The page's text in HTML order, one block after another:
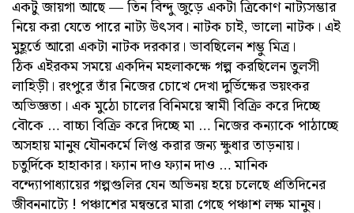
একটু জায়গা আছে — তিন বিন্দু জুড়ে একটা ত্রিকোণ নাট্যসম্ভার
নিয়ে করা যেতে পারে নাট্য উৎসব। নাটক চাই, ভালো নাটক। এই
মুহূর্তে আরো একটা নাটক দরকার। ভাবছিলেন শম্ভু মিত্র।
ঠিক এইরকম সময়ে একদিন মহলাকক্ষে গল্প করছিলেন তুলসী
লাহিড়ী। রংপুরে তাঁর নিজের চোখে দেখা দুর্ভিক্ষের ভয়ংকর
অভিজ্ঞতা। এক মুঠো চালের বিনিময়ে স্বামী বিক্রি করে দিচ্ছে
বৌকে … বাচ্চা বিক্রি করে দিচ্ছে মা … নিজের কন্যাকে পাঠাচ্ছে
অসহায় মানুষ যৌনকর্মে লিপ্ত করার জন্য ক্ষুধার তাড়নায়।
চতুর্দিকে হাহাকার। ফ্যান দাও ফ্যান দাও … মানিক
বন্দ্যোপাধ্যায়ের গল্পগুলির যেন অভিনয় হয়ে চলেছে প্রতিদিনের
জীবননাট্যে ! পঞ্চাশের মন্বন্তরে মারা গেছে পঞ্চাশ লক্ষ মানুষ।